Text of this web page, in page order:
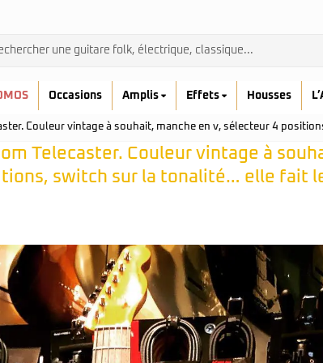
Admira
Ibanez
Prodipe
kremona
Yamaha
Occasions Amplis Effets Housses
Couleur vintage à souhait, manche en v, sélecteur 4
Telecaster. Couleur vintage à
switch sur la tonalité… elle fait